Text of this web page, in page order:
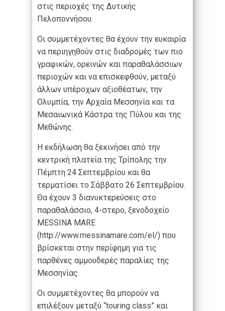
στις περιοχές της Δυτικής
Πελοποννήσου.
Οι συμμετέχοντες θα έχουν την ευκαιρία
να περιηγηθούν στις διαδρομές των πιο
γραφικών, ορεινών και παραθαλάσσιων
περιοχών και να επισκεφθούν, μεταξύ
άλλων υπέροχων αξιοθέατων, την
Ολυμπία, την Αρχαία Μεσσηνία και τα
Μεσαιωνικά Κάστρα της Πύλου και της
Μεθώνης.
Η εκδήλωση θα ξεκινήσει από την
κεντρική πλατεία της Τρίπολης την
Πέμπτη 24 Σεπτεμβρίου και θα
τερματίσει το Σάββατο 26 Σεπτεμβρίου.
Θα έχουν 3 διανυκτερεύσεις στο
παραθαλάσσιο, 4-στερο, ξενοδοχείο
MESSINA MARE
(http://www.messinamare.com/el/) που
βρίσκεται στην περίφημη για τις
παρθένες αμμουδερές παραλίες της
Μεσσηνίας.
Οι συμμετέχοντες θα μπορούν να
επιλέξουν μεταξύ “touring class” και